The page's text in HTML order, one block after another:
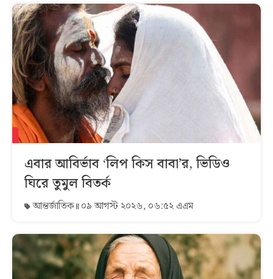
এবার আবির্ভাব ‘লিপ কিস বাবা’র, ভিডিও
ঘিরে তুমুল বিতর্ক
আন্তর্জাতিক ০৯ আগস্ট ২০২৬, ০৬:৫২ এএম